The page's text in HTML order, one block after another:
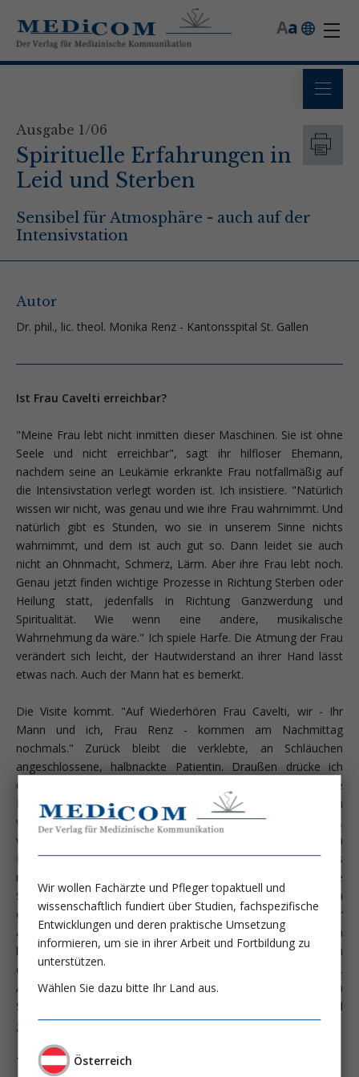
a
A
Ausgabe 1/06
Spirituelle Erfahrungen in
Leid und Sterben
Sensibel für Atmosphäre - auch auf der
Intensivstation
Autor
Dr. phil., lic. theol. Monika Renz - Kantonsspital St. Gallen
Ist Frau Cavelti erreichbar?
"Meine Frau lebt nicht inmitten dieser Maschinen. Sie ist ohne
Seele und nicht erreichbar", sagt ihr hilfloser Ehemann,
nachdem seine an Leukämie erkrankte Frau notfallmäßig auf
die Intensivstation verlegt worden ist. Ich insistiere. "Natürlich
wissen wir nicht, was genau und wie ihre Frau wahrnimmt. Und
natürlich gibt es Stunden, wo sie in unserem Sinne nichts
wahrnimmt, und dem ist auch gut so. Dann leidet sie auch
nicht an Ohnmacht, Schmerz, Lärm. Aber ihre Frau lebt noch.
Genau jetzt finden wichtige Prozesse in Richtung Sterben oder
Heilung statt, jedenfalls in Richtung Ganzwerdung und
Spiritualität. Wie wenn eine andere, musikalische
Wahrnehmung da wäre." Ich spiele Harfe. Die Atmung der Frau
verändert sich leicht, der Hautwiderstand an ihrer Hand lässt
etwas nach. Auch der Mann hat es bemerkt.
Die Visite kommt. "Auf Wiederhören Frau Cavelti, wir - Ihr
Mann und ich, Frau Renz - kommen am Nachmittag
nochmals." Zurück bleibt die verklebte, an Schläuchen
angeschlossene, halbnackte Patientin. Draußen drücke ich
dem hilflosen Mann unsanft ein Buch von mir (2005) in die
Hände und sage: "Lesen Sie das Kapitel über das sich
verändernde Musikerleben. Versuchen Sie sich hineinzudenken,
welcher Art wohl das 'In-Der-Welt-Sein' Ihrer Frau jetzt ist." Am
Nachmittag sagt Herr Cavelti berührt: "Ich habe begriffen, dass
meine Frau in einer anderen Welt lebt. Ich möchte diese
Sprache lernen." Täglich kommt er und versucht sich
einzufühlen. Berührung, Stimme, Sein. Er liest Bücher über
andere Bewusstseinszustände und Spiritualität. Trotz allem
bleibt Frau Cavelti lebensbedroht. Sie stirbt an einer nicht in
den Griff zu bekommenden Infektion und Lungenentzündung.
Aus der Sicht ihres Mannes aber hat seine Frau ihr O.K. zum
Sterben gegeben. Sie sei gestorben, wie er ihr ein Marienlied
gesummt habe.
Tabuisiertes Leiden
Wir wollen Fachärzte und Pfleger topaktuell und
wissenschaftlich fundiert über Studien, fachspezifische
Entwicklungen und deren praktische Umsetzung
informieren, um sie in ihrer Arbeit und Fortbildung zu
unterstützen.
Wählen Sie dazu bitte Ihr Land aus.
Österreich